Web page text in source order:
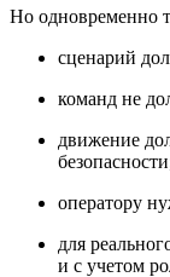
Но одновременно
сценарий
команд не
движение
оператору
для
и с учетом